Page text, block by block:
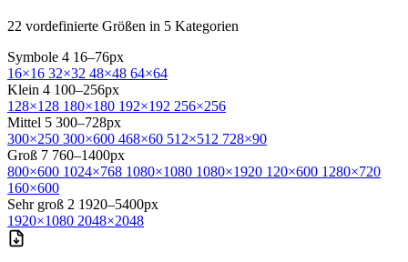
22 vordefinierte Größen in 5 Kategorien
Symbole 4 16–76px
16×16 32×32 48×48 64×64
Klein 4 100–256px
128×128 180×180 192×192 256×256
Mittel 5 300–728px
300×250 300×600 468×60 512×512 728×90
Groß 7 760–1400px
800×600 1024×768 1080×1080 1080×1920 120×600 1280×720
160×600
Sehr groß 2 1920–5400px
1920×1080 2048×2048